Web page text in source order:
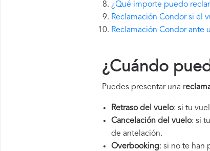
¿Qué importe puedo
Reclamación Condor si el
Reclamación Condor ante
¿Cuándo
Puedes presentar una r
Retraso del vuelo: si tu
Cancelación del vuelo: si
de antelación.
Overbooking: si no te han